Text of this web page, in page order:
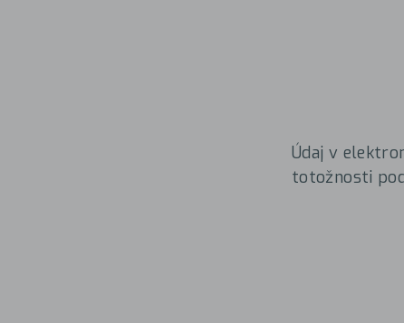
Údaj v
totožnosti